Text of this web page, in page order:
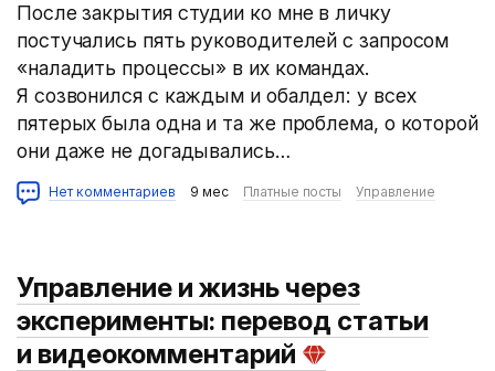
После закрытия студии ко мне в личку
постучались пять руководителей с запросом
«наладить процессы» в их командах.
Я созвонился с каждым и обалдел: у всех
пятерых была одна и та же проблема, о которой
они даже не догадывались…
Нет комментариев 9 мес Платные посты Управление
Управление и жизнь через
эксперименты: перевод статьи
и видеокомментарий